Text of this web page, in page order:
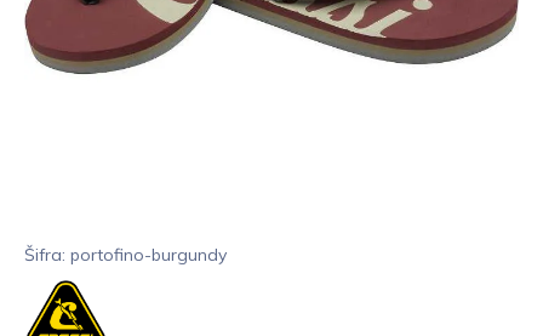
Šifra: portofino-burgundy